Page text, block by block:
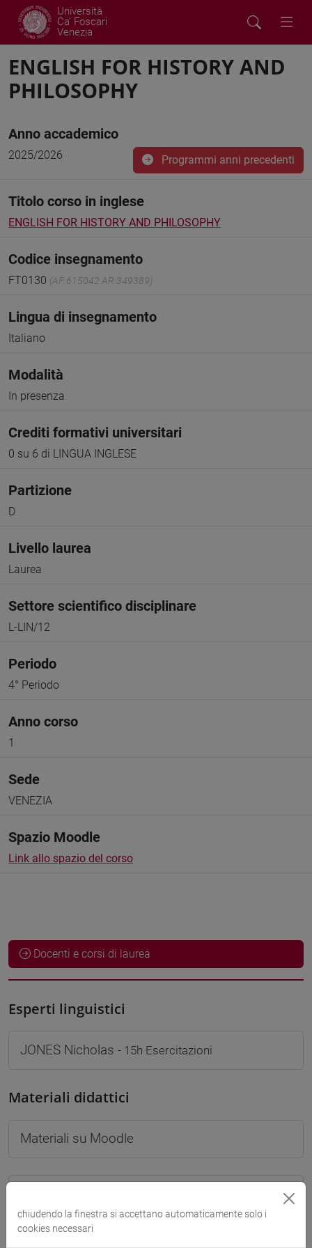
Università
Ca' Foscari
Venezia
ENGLISH FOR HISTORY AND
PHILOSOPHY
Anno accademico
2025/2026 Programmi anni precedenti
Titolo corso in inglese
ENGLISH FOR HISTORY AND PHILOSOPHY
Codice insegnamento
FT0130 (AF:615042 AR:349389)
Lingua di insegnamento
Italiano
Modalità
In presenza
Crediti formativi universitari
0 su 6 di LINGUA INGLESE
Partizione
D
Livello laurea
Laurea
Settore scientifico disciplinare
L-LIN/12
Periodo
4° Periodo
Anno corso
1
Sede
VENEZIA
Spazio Moodle
Link allo spazio del corso
Docenti e corsi di laurea
Esperti linguistici
JONES Nicholas - 15h Esercitazioni
Materiali didattici
Materiali su Moodle
[FTR2] FILOSOFIA - Laurea
chiudendo la finestra si accettano automaticamente solo i
cookies necessari